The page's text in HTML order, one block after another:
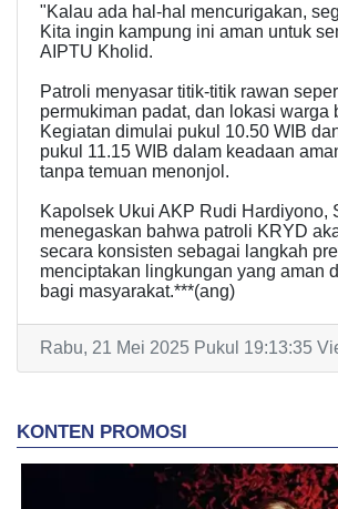
"Kalau ada hal-hal mencurigakan,
Kita ingin kampung ini aman untuk
AIPTU Kholid.
Patroli menyasar titik-titik rawan
permukiman padat, dan lokasi warga
Kegiatan dimulai pukul 10.50 WIB
pukul 11.15 WIB dalam keadaan
tanpa temuan menonjol.
Kapolsek Ukui AKP Rudi Hardiyono,
menegaskan bahwa patroli KRYD
secara konsisten sebagai langkah
menciptakan lingkungan yang aman
bagi masyarakat.***(ang)
Rabu, 21 Mei 2025 Pukul 19:13:35